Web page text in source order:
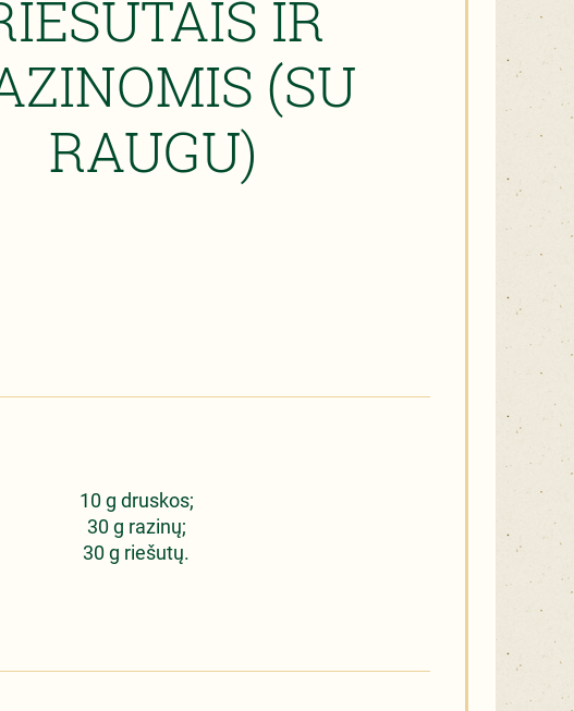
IR
(SU
RAUGU)
10 g druskos;
30 g razinų;
30 g riešutų.